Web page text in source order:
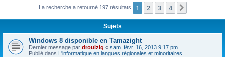
c
La recherche a retourné 197 résultats 1 2 3 4
Sujets
Windows 8 disponible en Tamazight
Dernier message par drouizig « sam. févr. 16, 2013 9:17 pm
Publié dans L'informatique en langues régionales et minoritaires